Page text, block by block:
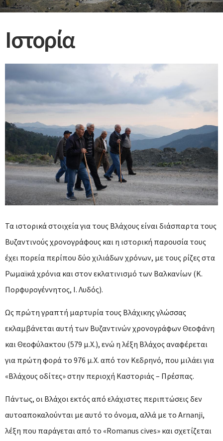
Ιστορία
Τα ιστορικά στοιχεία για τους Βλάχους είναι διάσπαρτα τους
Βυζαντινούς χρονογράφους και η ιστορική παρουσία τους
έχει πορεία περίπου δύο χιλιάδων χρόνων, με τους ρίζες στα
Ρωμαϊκά χρόνια και στον εκλατινισμό των Βαλκανίων (K.
Πορφυρογέννητος, Ι. Λυδός).
Ως πρώτη γραπτή μαρτυρία τους Βλάχικης γλώσσας
εκλαμβάνεται αυτή των Βυζαντινών χρονογράφων Θεοφάνη
και Θεοφύλακτου (579 μ.Χ.), ενώ η λέξη Βλάχος αναφέρεται
για πρώτη φορά το 976 μ.Χ. από τον Κεδρηνό, που μιλάει για
«Βλάχους οδίτες» στην περιοχή Καστοριάς – Πρέσπας.
Πάντως, οι Βλάχοι εκτός από ελάχιστες περιπτώσεις δεν
αυτοαποκαλούνται με αυτό το όνομα, αλλά με το Αrnanji,
λέξη που παράγεται από το «Romanus cives» και σχετίζεται